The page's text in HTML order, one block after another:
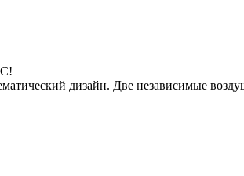
дизайн. Две независимые